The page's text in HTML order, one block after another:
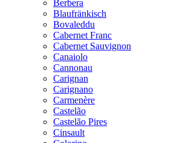
Berbera
Blaufränkisch
Bovaleddu
Cabernet Franc
Cabernet Sauvignon
Canaiolo
Cannonau
Carignan
Carignano
Carmenère
Castelão
Castelão Pires
Cinsault